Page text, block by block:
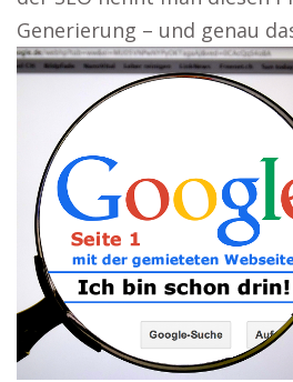
Generierung – und genau